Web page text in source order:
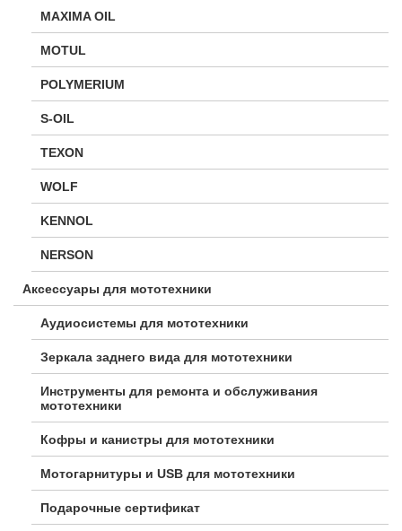
MAXIMA OIL
MOTUL
POLYMERIUM
S-OIL
TEXON
WOLF
KENNOL
NERSON
Аксессуары для мототехники
Аудиосистемы для мототехники
Зеркала заднего вида для мототехники
Инструменты для ремонта и обслуживания
мототехники
Кофры и канистры для мототехники
Мотогарнитуры и USB для мототехники
Подарочные сертификат